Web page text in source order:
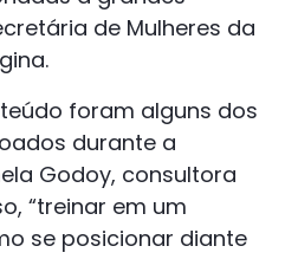
de Mulheres da
foram alguns dos
durante a
Godoy, consultora
“treinar em um
se posicionar diante